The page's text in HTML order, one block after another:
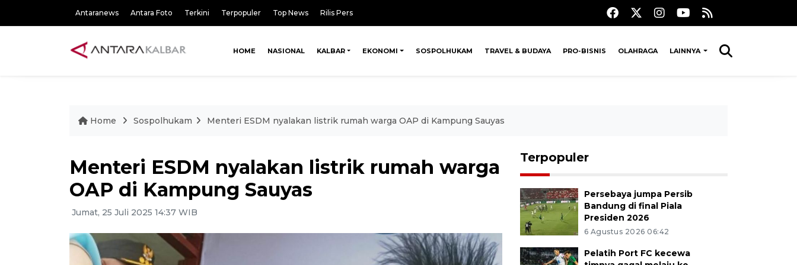
Antaranews Antara Foto Terkini Terpopuler Top News Rilis Pers
HOME NASIONAL KALBAR EKONOMI SOSPOLHUKAM TRAVEL & BUDAYA PRO-BISNIS OLAHRAGA LAINNYA
Home Sospolhukam Menteri ESDM nyalakan listrik rumah warga OAP di Kampung Sauyas
Menteri ESDM nyalakan listrik rumah warga
OAP di Kampung Sauyas
Jumat, 25 Juli 2025 14:37 WIB
Terpopuler
Persebaya jumpa Persib
Bandung di final Piala
Presiden 2026
6 Agustus 2026 06:42
Pelatih Port FC kecewa